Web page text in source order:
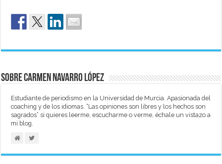
Sobre Carmen Navarro López
Estudiante de periodismo en la Universidad de Murcia. Apasionada del
coaching y de los idiomas. “Las opiniones son libres y los hechos son
sagrados” si quieres leerme, escucharme o verme, échale un vistazo a
mi blog.